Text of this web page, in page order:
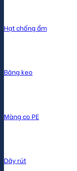
Hạt chống ẩm
Băng keo
Màng co PE
Dây rút